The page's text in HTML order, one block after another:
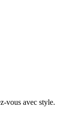
vous avec style.